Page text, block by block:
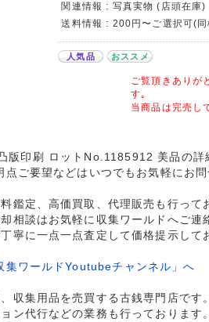
関連情報 : 写真実物 (店頭在庫)
送料情報 : 200円〜ご選択可(同
人気品 おススメ
ご覧頂きありが
す｡
当商品は完売し
印刷 ロットNo.1185912 美品の詳
ご要望などはいつでもお気軽にお問
鑑定、高価買取、代理販売も行って
相談はお気軽に収集ワールドへご連
寧に一点一点査定して価格提示して
ワールドYoutubeチャンネル」へ
収集用品を売買する古銭専門店です。
ン代行などの業務も行っております。